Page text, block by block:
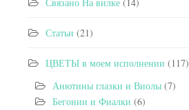
Статьи (21)
ЦВЕТЫ в моем исполнении (117)
Анютины глазки и Виолы (7)
Бегонии и Фиалки (6)